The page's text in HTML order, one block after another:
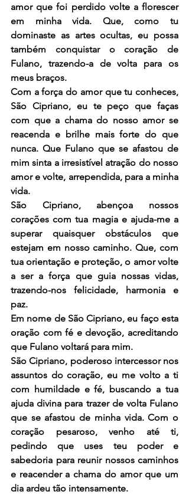
amor que foi perdido volte a florescer
em minha vida. Que, como tu
dominaste as artes ocultas, eu possa
também conquistar o coração de
Fulano, trazendo-a de volta para os
meus braços.
Com a força do amor que tu conheces,
São Cipriano, eu te peço que faças
com que a chama do nosso amor se
reacenda e brilhe mais forte do que
nunca. Que Fulano que se afastou de
mim sinta a irresistível atração do nosso
amor e volte, arrependida, para a minha
vida.
São Cipriano, abençoa nossos
corações com tua magia e ajuda-me a
superar quaisquer obstáculos que
estejam em nosso caminho. Que, com
tua orientação e proteção, o amor volte
a ser a força que guia nossas vidas,
trazendo-nos felicidade, harmonia e
paz.
Em nome de São Cipriano, eu faço esta
oração com fé e devoção, acreditando
que Fulano voltará para mim.
São Cipriano, poderoso intercessor nos
assuntos do coração, eu me volto a ti
com humildade e fé, buscando a tua
ajuda divina para trazer de volta Fulano
que se afastou de minha vida. Com o
coração pesaroso, venho até ti,
pedindo que uses teu poder e
sabedoria para reunir nossos caminhos
e reacender a chama do amor que um
dia ardeu tão intensamente.